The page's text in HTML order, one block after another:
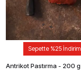
Sepette %25 İndirim
Antrikot Pastırma - 200 g